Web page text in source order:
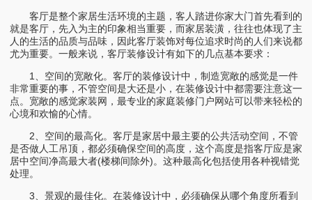
客厅是整个家居生活环境的主题，客人踏进你家大门首先看到的
就是客厅，先入为主的印象相当重要，而家居装潢，往往也体现了主
人的生活的品质与品味，因此客厅装饰对每位追求时尚的人们来说都
尤为重要。一般来说，客厅装修设计有如下的几点基本要求：
1、空间的宽敞化。客厅的装修设计中，制造宽敞的感觉是一件
非常重要的事，不管空间是大还是小，在装修设计中都需要注意这一
点。宽敞的感觉家装网，最专业的家庭装修门户网站可以带来轻松的
心境和欢愉的心情。
2、空间的最高化。客厅是家居中最主要的公共活动空间，不管
是否做人工吊顶，都必须确保空间的高度，这个高度是指客厅应是家
居中空间净高最大者(楼梯间除外)。这种最高化包括使用各种视错觉
处理。
3、景观的最佳化。在装修设计中，必须确保从哪个角度所看到